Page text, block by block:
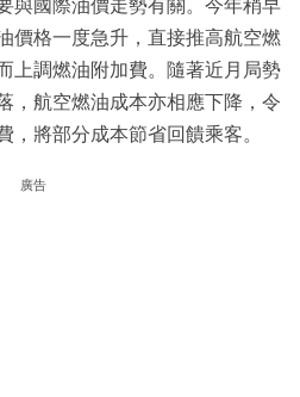
與國際油價走勢有關。今年稍早
價格一度急升，直接推高航空燃
上調燃油附加費。隨著近月局勢
，航空燃油成本亦相應下降，令
，將部分成本節省回饋乘客。
廣告